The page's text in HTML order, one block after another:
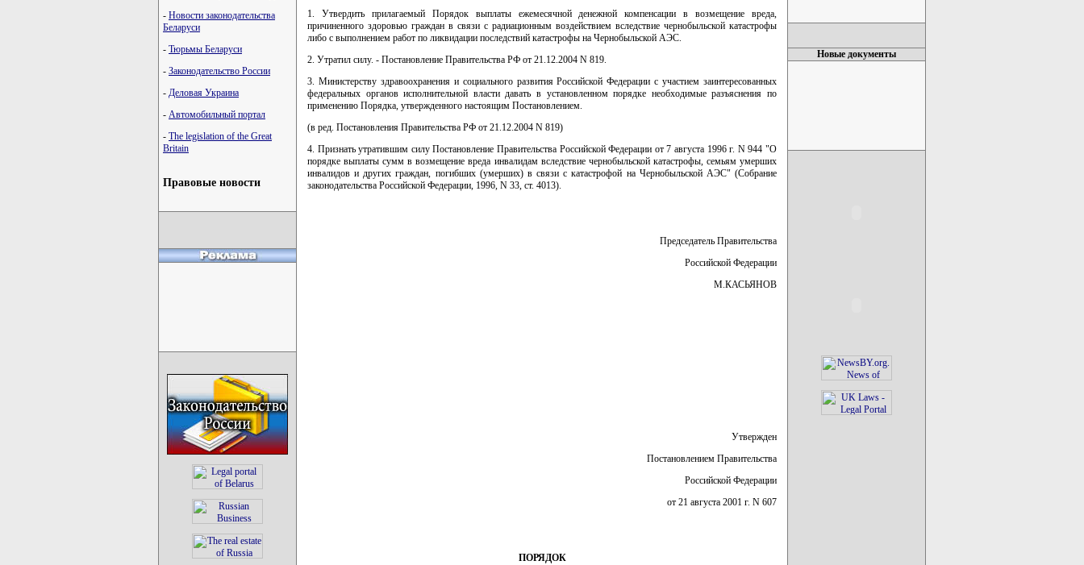
- Новости законодательства
Беларуси
- Тюрьмы Беларуси
- Законодательство России
- Деловая Украина
- Автомобильный портал
- The legislation of the Great
Britain
Правовые новости
1. Утвердить прилагаемый Порядок выплаты ежемесячной денежной компенсации в возмещение вреда,
причиненного здоровью граждан в связи с радиационным воздействием вследствие чернобыльской катастрофы
либо с выполнением работ по ликвидации последствий катастрофы на Чернобыльской АЭС.
2. Утратил силу. - Постановление Правительства РФ от 21.12.2004 N 819.
3. Министерству здравоохранения и социального развития Российской Федерации с участием заинтересованных
федеральных органов исполнительной власти давать в установленном порядке необходимые разъяснения по
применению Порядка, утвержденного настоящим Постановлением.
(в ред. Постановления Правительства РФ от 21.12.2004 N 819)
4. Признать утратившим силу Постановление Правительства Российской Федерации от 7 августа 1996 г. N 944 "О
порядке выплаты сумм в возмещение вреда инвалидам вследствие чернобыльской катастрофы, семьям умерших
инвалидов и других граждан, погибших (умерших) в связи с катастрофой на Чернобыльской АЭС" (Собрание
законодательства Российской Федерации, 1996, N 33, ст. 4013).
Председатель Правительства
Российской Федерации
М.КАСЬЯНОВ
Утвержден
Постановлением Правительства
Российской Федерации
от 21 августа 2001 г. N 607
ПОРЯДОК
Новые документы